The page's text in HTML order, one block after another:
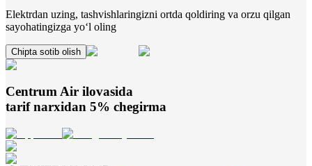
Elektrdan uzing, tashvishlaringizni ortda qoldiring va orzu qilgan
sayohatingizga yo‘l oling
Chipta sotib olish
Centrum Air ilovasida
tarif narxidan 5% chegirma